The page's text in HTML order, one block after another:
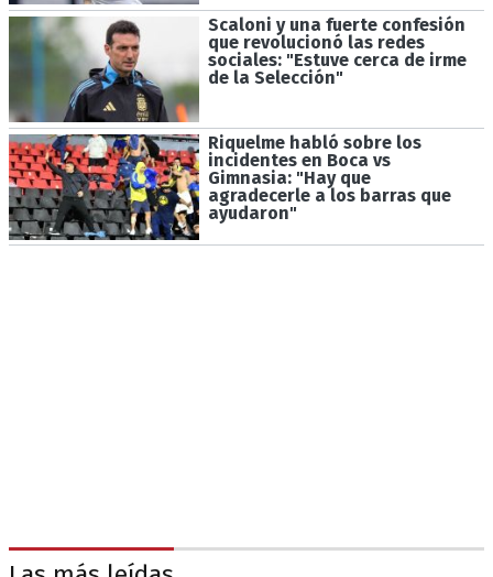
Scaloni y una fuerte confesión
que revolucionó las redes
sociales: "Estuve cerca de irme
de la Selección"
Riquelme habló sobre los
incidentes en Boca vs
Gimnasia: "Hay que
agradecerle a los barras que
ayudaron"